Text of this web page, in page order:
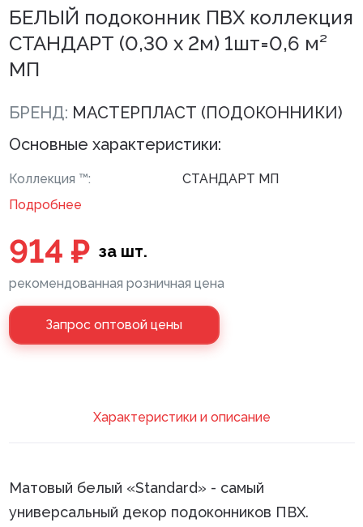
Напольные покрытия ПВХ
Напольные покрытия ХДФ
Плинтус напольный с фурнитурой
Подложка
Керамическая плитка
Панели МДФ
БЕЛЫЙ подоконник ПВХ коллекция
СТАНДАРТ (0,30 х 2м) 1шт=0,6 м²
МП
БРЕНД: МАСТЕРПЛАСТ (ПОДОКОННИКИ)
Основные характеристики:
Коллекция ™:
СТАНДАРТ МП
Подробнее
914 ₽ за шт.
рекомендованная розничная цена
Запрос оптовой цены
Xарактеристики и описание
Матовый белый «Standard» - самый
универсальный декор подоконников ПВХ.